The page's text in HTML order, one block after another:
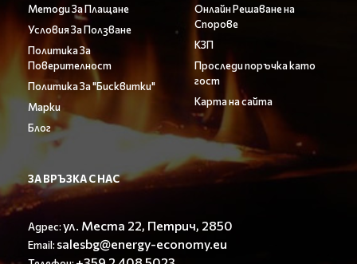
Методи За Плащане
Условия За Ползване
Политика За
Поверителност
Политика За "Бисквитки"
Марки
Блог
Онлайн Решаване на
Спорове
КЗП
Проследи поръчка като
гост
Карта на сайта
ЗА ВРЪЗКА С НАС
Адрес:ул. Места 22, Петрич, 2850
Email: salesbg@energy-economy.eu